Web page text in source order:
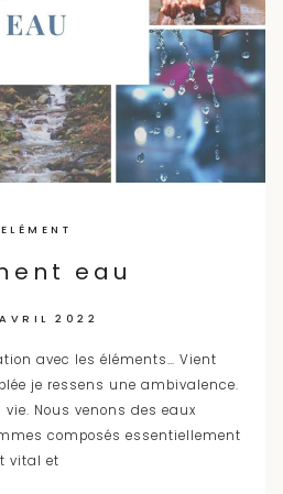
ELÉMENT
eau
2022
avec les éléments… Vient
je ressens une ambivalence.
vie. Nous venons des eaux
composés essentiellement
vital et